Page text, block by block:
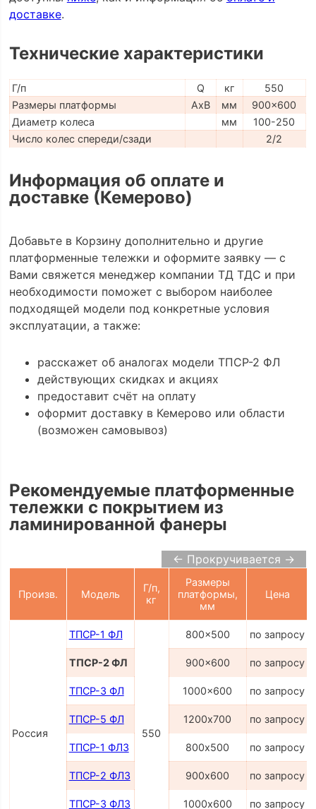
доставке.
Технические характеристики
Г/п Q кг
550
Размеры платформы
AxB мм
900x600
Диаметр колеса
мм
100-250
Число колес спереди/сзади
2/2
Информация об оплате и
доставке (Кемерово)
Добавьте в Корзину дополнительно и другие
платформенные тележки и оформите заявку — с
Вами свяжется менеджер компании ТД ТДС и при
необходимости поможет с выбором наиболее
подходящей модели под конкретные условия
эксплуатации, а также:
расскажет об аналогах модели ТПСР-2 ФЛ
действующих скидках и акциях
предоставит счёт на оплату
оформит доставку в Кемерово или области
(возможен самовывоз)
Рекомендуемые платформенные
тележки с покрытием из
ламинированной фанеры
← Прокручивается →
Произв. Модель
Г/п,
кг
Размеры
платформы,
мм
Цена
Россия
ТПСР-1 ФЛ
550
800x500 по запросу
ТПСР-2 ФЛ 900x600 по запросу
ТПСР-3 ФЛ 1000x600 по запросу
ТПСР-5 ФЛ 1200х700 по запросу
ТПСР-1 ФЛЗ 800х500 по запросу
ТПСР-2 ФЛЗ 900х600 по запросу
ТПСР-3 ФЛЗ 1000х600 по запросу